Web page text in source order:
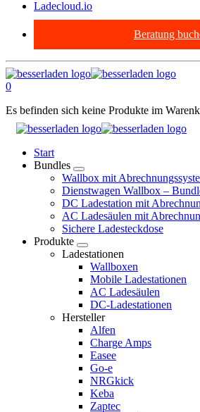
Ladecloud.io
Beratung
0
Es befinden sich keine Produkte im
Start
Bundles
Wallbox mit
Dienstwagen Wallbox –
DC Ladestation mit
AC Ladesäulen mit
Sichere Ladesteckdose
Produkte
Ladestationen
Wallboxen
Mobile Ladestationen
AC Ladesäulen
DC-Ladestationen
Hersteller
Alfen
Charge Amps
Easee
Go-e
NRGkick
Keba
Zaptec